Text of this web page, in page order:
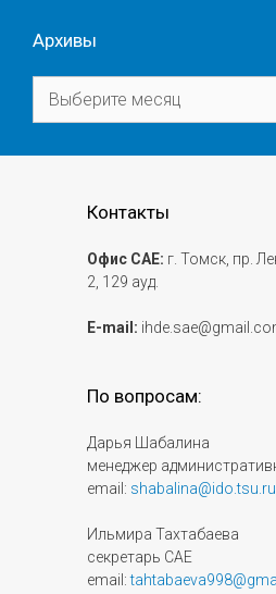
Архивы
Контакты
Офис САЕ: г. Томск, пр.
2, 129 ауд.
E-mail:
По вопросам:
Дарья Шабалина
менеджер
email: shabalina@ido.tsu.ru
Ильмира Тахтабаева
секретарь САЕ
email: